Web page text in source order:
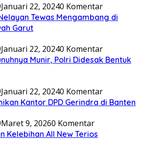
Januari 22, 20240 Komentar
Tewas Mengambang di
Garut
Januari 22, 20240 Komentar
Munir, Polri Didesak Bentuk
Januari 22, 20240 Komentar
Kantor DPD Gerindra di Banten
Maret 9, 20260 Komentar
Kelebihan All New Terios